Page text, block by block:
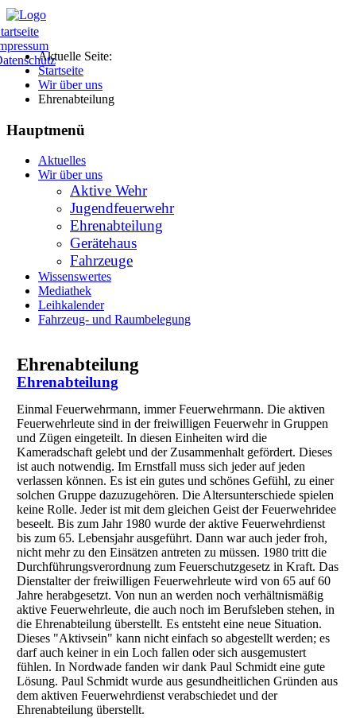
Aktuelle Seite:
Startseite
Wir über uns
Ehrenabteilung
Hauptmenü
Aktuelles
Wir über uns
Aktive Wehr
Jugendfeuerwehr
Ehrenabteilung
Gerätehaus
Fahrzeuge
Wissenswertes
Mediathek
Leihkalender
Fahrzeug- und Raumbelegung
Ehrenabteilung
Ehrenabteilung
Einmal Feuerwehrmann, immer Feuerwehrmann. Die aktiven
Feuerwehrleute sind in der freiwilligen Feuerwehr in Gruppen
und Zügen eingeteilt. In diesen Einheiten wird die
Kameradschaft gelebt und der Zusammenhalt gefördert. Dieses
ist auch notwendig. Im Ernstfall muss sich jeder auf jeden
verlassen können. Es ist ein gutes und schönes Gefühl, zu einer
solchen Gruppe dazuzugehören. Die Altersunterschiede spielen
keine Rolle. Jeder ist mit dem gleichen Geist der Feuerwehridee
beseelt. Bis zum Jahr 1980 wurde der aktive Feuerwehrdienst
bis zum 65. Lebensjahr ausgeführt. Dann war auch jeder froh,
nicht mehr zu den Einsätzen antreten zu müssen. 1980 tritt die
Durchführungsverordnung zum Feuerschutzgesetz in Kraft. Das
Dienstalter der freiwilligen Feuerwehrleute wird von 65 auf 60
Jahre herabgesetzt. Von nun an werden noch verhältnismäßig
aktive Feuerwehrleute, die auch noch im Berufsleben stehen, in
die Ehrenabteilung überstellt. Es entsteht eine neue Situation.
Dieses "Aktivsein" kann nicht einfach so abgestellt werden; es
darf auch keiner in ein Loch fallen oder sich ausgemustert
fühlen. In Nordwade fanden wir dank Paul Schmidt eine gute
Lösung. Paul Schmidt wurde aus gesundheitlichen Gründen aus
dem aktiven Feuerwehrdienst verabschiedet und der
Ehrenabteilung überstellt.